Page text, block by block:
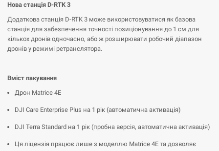
Нова станція D-RTK 3
Додаткова станція D-RTK 3 може використовуватися як базова
станція для забезпечення точності позиціонування до 1 см для
кількох дронів одночасно, або ж розширювати робочий діапазон
дронів у режимі ретранслятора.
Вміст пакування
Дрон Matrice 4E
DJI Care Enterprise Plus на 1 рік (автоматична активація)
DJI Terra Standard на 1 рік (пробна версія, автоматична активація)
Ця ліцензія працює лише з моделлю Matrice 4E та дозволяє